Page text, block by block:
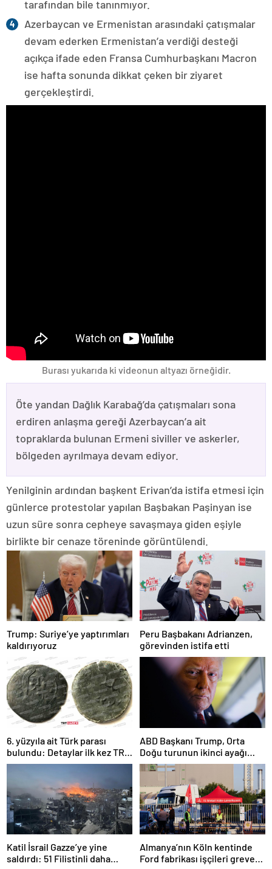
tarafından bile tanınmıyor.
Azerbaycan ve Ermenistan arasındaki çatışmalar
devam ederken Ermenistan’a verdiği desteği
açıkça ifade eden Fransa Cumhurbaşkanı Macron
ise hafta sonunda dikkat çeken bir ziyaret
gerçekleştirdi.
Burası yukarıda ki videonun altyazı örneğidir.
Öte yandan Dağlık Karabağ’da çatışmaları sona
erdiren anlaşma gereği Azerbaycan’a ait
topraklarda bulunan Ermeni siviller ve askerler,
bölgeden ayrılmaya devam ediyor.
Yenilginin ardından başkent Erivan’da istifa etmesi için
günlerce protestolar yapılan Başbakan Paşinyan ise
uzun süre sonra cepheye savaşmaya giden eşiyle
birlikte bir cenaze töreninde görüntülendi.
Trump: Suriye’ye yaptırımları
kaldırıyoruz
Peru Başbakanı Adrianzen,
görevinden istifa etti
6. yüzyıla ait Türk parası
bulundu: Detaylar ilk kez TRT
Haber’de
ABD Başkanı Trump, Orta
Doğu turunun ikinci ayağı
Katar’da
Katil İsrail Gazze’ye yine
saldırdı: 51 Filistinli daha
Almanya’nın Köln kentinde
Ford fabrikası işçileri greve